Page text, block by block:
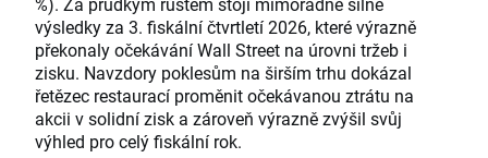
výsledky za 3. fiskální čtvrtletí 2026, které výrazně
překonaly očekávání Wall Street na úrovni tržeb i
zisku. Navzdory poklesům na širším trhu dokázal
řetězec restaurací proměnit očekávanou ztrátu na
akcii v solidní zisk a zároveň výrazně zvýšil svůj
výhled pro celý fiskální rok.